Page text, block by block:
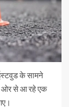
के सामने
ओर से आ रहे एक